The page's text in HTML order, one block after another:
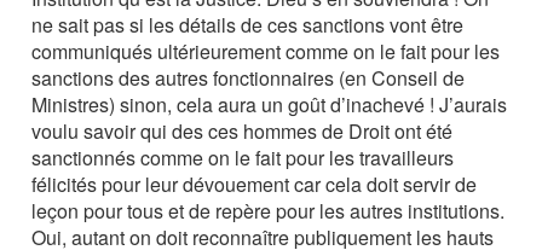
ne sait pas si les détails de ces sanctions vont être
communiqués ultérieurement comme on le fait pour les
sanctions des autres fonctionnaires (en Conseil de
Ministres) sinon, cela aura un goût d’inachevé ! J’aurais
voulu savoir qui des ces hommes de Droit ont été
sanctionnés comme on le fait pour les travailleurs
félicités pour leur dévouement car cela doit servir de
leçon pour tous et de repère pour les autres institutions.
Oui, autant on doit reconnaître publiquement les hauts